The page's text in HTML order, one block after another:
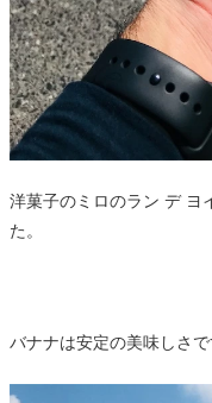
洋菓子のミロのラン デ ヨ
た。
バナナは安定の美味しさで